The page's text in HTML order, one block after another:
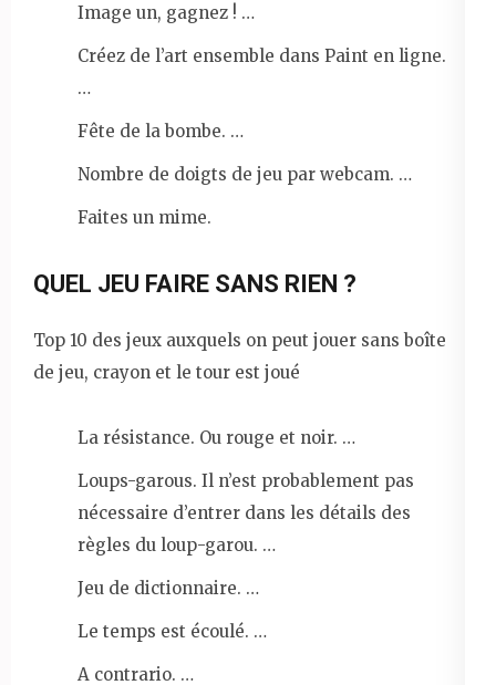
Image un, gagnez ! …
Créez de l’art ensemble dans Paint en ligne.
…
Fête de la bombe. …
Nombre de doigts de jeu par webcam. …
Faites un mime.
QUEL JEU FAIRE SANS RIEN ?
Top 10 des jeux auxquels on peut jouer sans boîte
de jeu, crayon et le tour est joué
La résistance. Ou rouge et noir. …
Loups-garous. Il n’est probablement pas
nécessaire d’entrer dans les détails des
règles du loup-garou. …
Jeu de dictionnaire. …
Le temps est écoulé. …
A contrario. …